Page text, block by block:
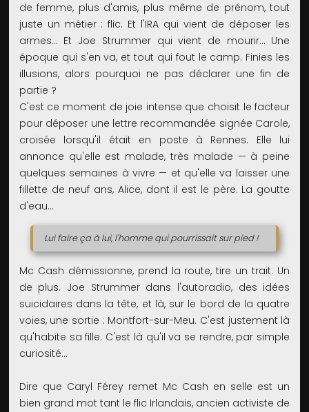
de femme, plus d'amis, plus même de prénom, tout
juste un métier : flic. Et l'IRA qui vient de déposer les
armes... Et Joe Strummer qui vient de mourir... Une
époque qui s'en va, et tout qui fout le camp. Finies les
illusions, alors pourquoi ne pas déclarer une fin de
partie ?
C'est ce moment de joie intense que choisit le facteur
pour déposer une lettre recommandée signée Carole,
croisée lorsqu'il était en poste à Rennes. Elle lui
annonce qu'elle est malade, très malade — à peine
quelques semaines à vivre — et qu'elle va laisser une
fillette de neuf ans, Alice, dont il est le père. La goutte
d'eau...
Lui faire ça à lui, l'homme qui pourrissait sur pied !
Mc Cash démissionne, prend la route, tire un trait. Un
de plus. Joe Strummer dans l'autoradio, des idées
suicidaires dans la tête, et là, sur le bord de la quatre
voies, une sortie : Montfort-sur-Meu. C'est justement là
qu'habite sa fille. C'est là qu'il va se rendre, par simple
curiosité...
Dire que Caryl Férey remet Mc Cash en selle est un
bien grand mot tant le flic Irlandais, ancien activiste de